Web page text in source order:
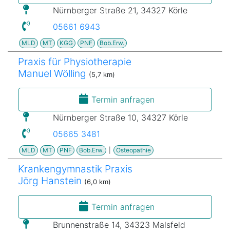
Nürnberger Straße 21, 34327 Körle
05661 6943
MLD MT KGG PNF Bob.Erw.
Praxis für Physiotherapie
Manuel Wölling (5,7 km)
Termin anfragen
Nürnberger Straße 10, 34327 Körle
05665 3481
MLD MT PNF Bob.Erw. Osteopathie
Krankengymnastik Praxis
Jörg Hanstein (6,0 km)
Termin anfragen
Brunnenstraße 14, 34323 Malsfeld